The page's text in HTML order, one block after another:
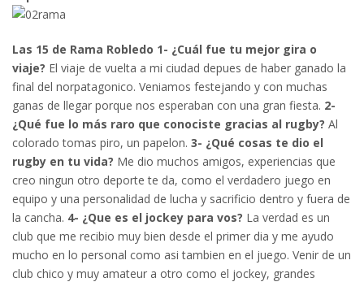
Las 15 de Rama Robledo 1- ¿Cuál fue tu mejor gira o
viaje? El viaje de vuelta a mi ciudad depues de haber ganado la
final del norpatagonico. Veniamos festejando y con muchas
ganas de llegar porque nos esperaban con una gran fiesta. 2-
¿Qué fue lo más raro que conociste gracias al rugby? Al
colorado tomas piro, un papelon. 3- ¿Qué cosas te dio el
rugby en tu vida? Me dio muchos amigos, experiencias que
creo ningun otro deporte te da, como el verdadero juego en
equipo y una personalidad de lucha y sacrificio dentro y fuera de
la cancha. 4- ¿Que es el jockey para vos? La verdad es un
club que me recibio muy bien desde el primer dia y me ayudo
mucho en lo personal como asi tambien en el juego. Venir de un
club chico y muy amateur a otro como el jockey, grandes